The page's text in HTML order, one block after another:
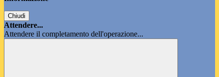
Chiudi
Attendere...
Attendere il completamento dell'operazione...